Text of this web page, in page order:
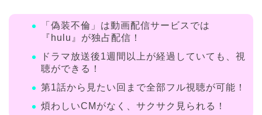
「偽装不倫」は動画配信サービスでは
『hulu』が独占配信！
ドラマ放送後1週間以上が経過していても、視
聴ができる！
第1話から見たい回まで全部フル視聴が可能！
煩わしいCMがなく、サクサク見られる！